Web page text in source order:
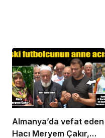
Almanya’da vefat eden
Hacı Meryem Çakır,